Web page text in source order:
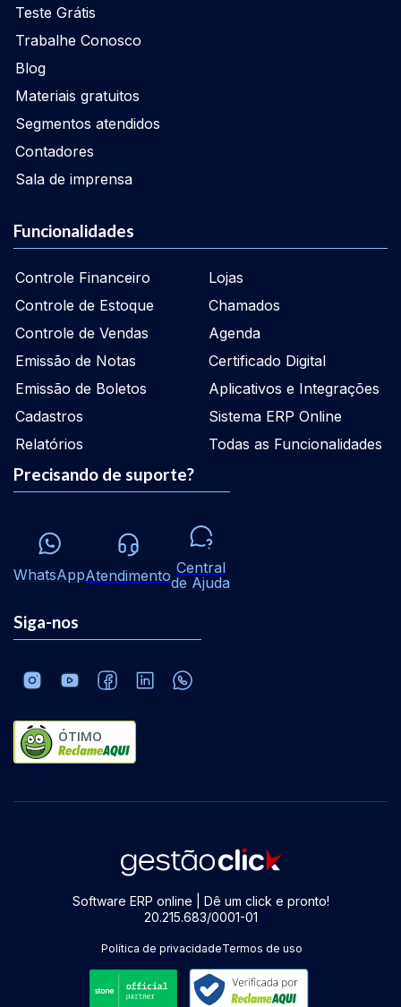
Teste Grátis
Trabalhe Conosco
Blog
Materiais gratuitos
Segmentos atendidos
Contadores
Sala de imprensa
Funcionalidades
Controle Financeiro
Controle de Estoque
Controle de Vendas
Emissão de Notas
Emissão de Boletos
Cadastros
Relatórios
Lojas
Chamados
Agenda
Certificado Digital
Aplicativos e Integrações
Sistema ERP Online
Todas as Funcionalidades
Precisando de suporte?
WhatsAppAtendimento Central
de Ajuda
Siga-nos
ÓTIMO
Software ERP online | Dê um click e pronto!
20.215.683/0001-01
Política de privacidadeTermos de uso